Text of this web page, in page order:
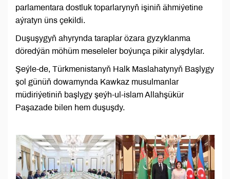
parlamentara dostluk toparlarynyň işiniň ähmiýetine
aýratyn üns çekildi.
Duşuşygyň ahyrynda taraplar özara gyzyklanma
döredýän möhüm meseleler boýunça pikir alyşdylar.
Şeýle-de, Türkmenistanyň Halk Maslahatynyň Başlygy
şol günüň dowamynda Kawkaz musulmanlar
müdiriýetiniň başlygy şeýh-ul-islam Allahşükür
Paşazade bilen hem duşuşdy.